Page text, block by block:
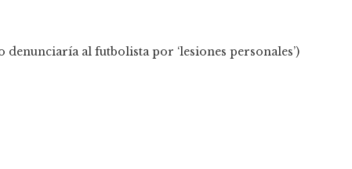
al futbolista por ‘lesiones personales’)